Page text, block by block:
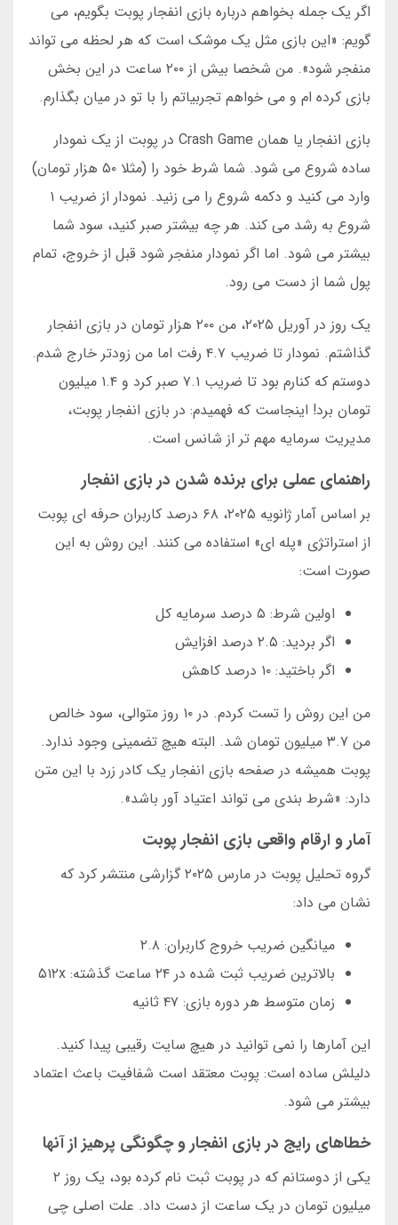
اگر یک جمله بخواهم درباره بازی انفجار پوبت بگویم، می
گویم: «این بازی مثل یک موشک است که هر لحظه می تواند
منفجر شود». من شخصا بیش از ۲۰۰ ساعت در این بخش
بازی کرده ام و می خواهم تجربیاتم را با تو در میان بگذارم.
بازی انفجار یا همان Crash Game در پوبت از یک نمودار
ساده شروع می شود. شما شرط خود را (مثلا ۵۰ هزار تومان)
وارد می کنید و دکمه شروع را می زنید. نمودار از ضریب ۱
شروع به رشد می کند. هر چه بیشتر صبر کنید، سود شما
بیشتر می شود. اما اگر نمودار منفجر شود قبل از خروج، تمام
پول شما از دست می رود.
یک روز در آوریل ۲۰۲۵، من ۲۰۰ هزار تومان در بازی انفجار
گذاشتم. نمودار تا ضریب ۴.۷ رفت اما من زودتر خارج شدم.
دوستم که کنارم بود تا ضریب ۷.۱ صبر کرد و ۱.۴ میلیون
تومان برد! اینجاست که فهمیدم: در بازی انفجار پوبت،
مدیریت سرمایه مهم تر از شانس است.
راهنمای عملی برای برنده شدن در بازی انفجار
بر اساس آمار ژانویه ۲۰۲۵، ۶۸ درصد کاربران حرفه ای پوبت
از استراتژی «پله ای» استفاده می کنند. این روش به این
صورت است:
اولین شرط: ۵ درصد سرمایه کل
اگر بردید: ۲.۵ درصد افزایش
اگر باختید: ۱۰ درصد کاهش
من این روش را تست کردم. در ۱۰ روز متوالی، سود خالص
من ۳.۷ میلیون تومان شد. البته هیچ تضمینی وجود ندارد.
پوبت همیشه در صفحه بازی انفجار یک کادر زرد با این متن
دارد: «شرط بندی می تواند اعتیاد آور باشد».
آمار و ارقام واقعی بازی انفجار پوبت
گروه تحلیل پوبت در مارس ۲۰۲۵ گزارشی منتشر کرد که
نشان می داد:
میانگین ضریب خروج کاربران: ۲.۸
بالاترین ضریب ثبت شده در ۲۴ ساعت گذشته: ۵۱۲x
زمان متوسط هر دوره بازی: ۴۷ ثانیه
این آمارها را نمی توانید در هیچ سایت رقیبی پیدا کنید.
دلیلش ساده است: پوبت معتقد است شفافیت باعث اعتماد
بیشتر می شود.
خطاهای رایج در بازی انفجار و چگونگی پرهیز از آنها
یکی از دوستانم که در پوبت ثبت نام کرده بود، یک روز ۲
میلیون تومان در یک ساعت از دست داد. علت اصلی چی